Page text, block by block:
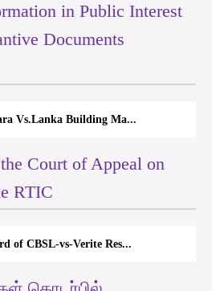
in Public Interest
Documents
Vs.Lanka Building Ma...
Court of Appeal on
RTIC
of CBSL-vs-Verite Res...